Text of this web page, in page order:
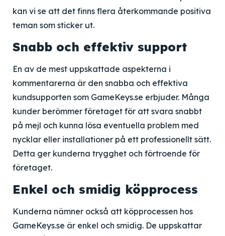
kan vi se att det finns flera återkommande positiva
teman som sticker ut.
Snabb och effektiv support
En av de mest uppskattade aspekterna i
kommentarerna är den snabba och effektiva
kundsupporten som GameKeys.se erbjuder. Många
kunder berömmer företaget för att svara snabbt
på mejl och kunna lösa eventuella problem med
nycklar eller installationer på ett professionellt sätt.
Detta ger kunderna trygghet och förtroende för
företaget.
Enkel och smidig köpprocess
Kunderna nämner också att köpprocessen hos
GameKeys.se är enkel och smidig. De uppskattar